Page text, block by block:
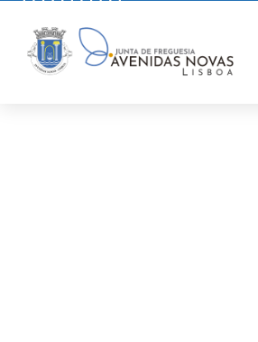
content